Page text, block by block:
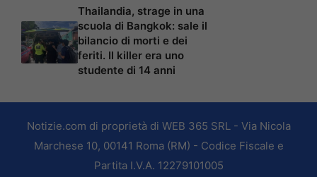
Thailandia, strage in una
scuola di Bangkok: sale il
bilancio di morti e dei
feriti. Il killer era uno
studente di 14 anni
Notizie.com di proprietà di WEB 365 SRL - Via Nicola
Marchese 10, 00141 Roma (RM) - Codice Fiscale e
Partita I.V.A. 12279101005